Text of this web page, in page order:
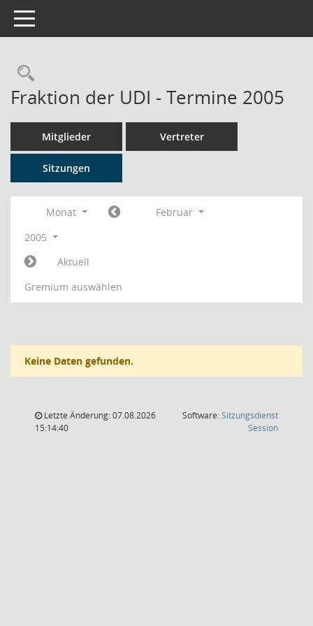
Toggle navigation
Rechercheauswahl
Fraktion der UDI - Termine 2005
Mitglieder Vertreter
Sitzungen
Monat
Februar
2005
Aktuell
Gremium auswählen
Keine Daten gefunden.
Letzte Änderung: 07.08.2026
15:14:40
Software:Sitzungsdienst
Session(Wird in